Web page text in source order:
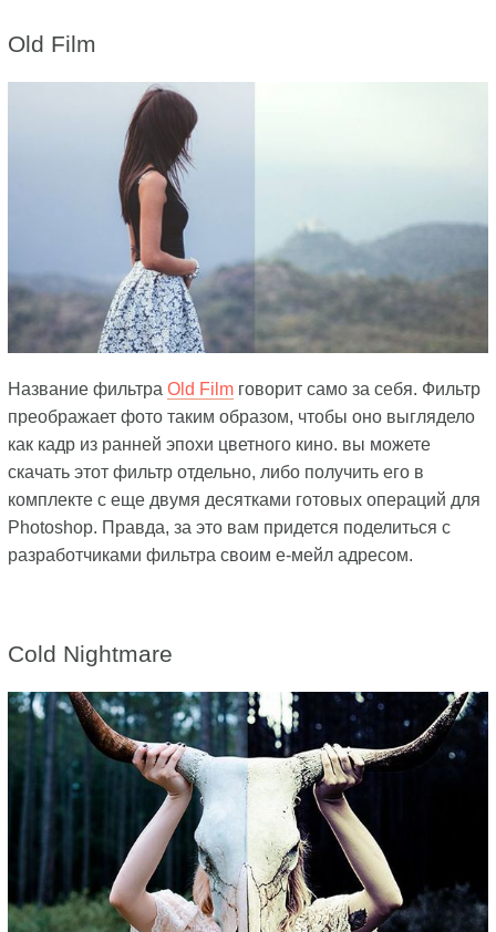
Old Film
Название фильтра Old Filmговорит само за себя. Фильтр
преображает фото таким образом, чтобы оно выглядело
как кадр из ранней эпохи цветного кино. вы можете
скачать этот фильтр отдельно, либо получить его в
комплекте с еще двумя десятками готовых операций для
Photoshop. Правда, за это вам придется поделиться с
разработчиками фильтра своим е-мейл адресом.
Cold Nightmare